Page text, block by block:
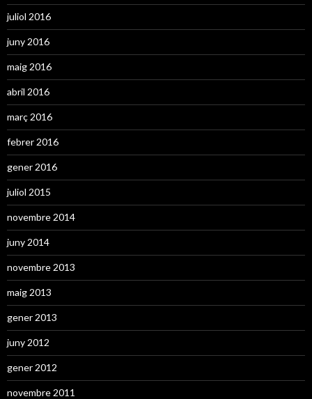
juliol 2016
juny 2016
maig 2016
abril 2016
març 2016
febrer 2016
gener 2016
juliol 2015
novembre 2014
juny 2014
novembre 2013
maig 2013
gener 2013
juny 2012
gener 2012
novembre 2011